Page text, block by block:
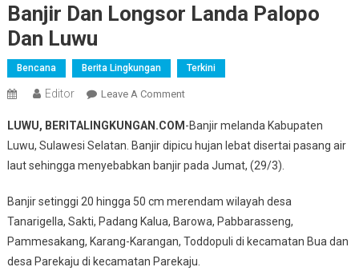
Banjir Dan Longsor Landa Palopo
Dan Luwu
Bencana Berita Lingkungan Terkini
Editor Leave A CommentOn
Dan
Longsor
Landa
Dan
Luwu
LUWU, BERITALINGKUNGAN.COM-Banjir melanda Kabupaten
Luwu, Sulawesi Selatan. Banjir dipicu hujan lebat disertai pasang air
laut sehingga menyebabkan banjir pada Jumat, (29/3).
Banjir setinggi 20 hingga 50 cm merendam wilayah desa
Tanarigella, Sakti, Padang Kalua, Barowa, Pabbarasseng,
Pammesakang, Karang-Karangan, Toddopuli di kecamatan Bua dan
desa Parekaju di kecamatan Parekaju.